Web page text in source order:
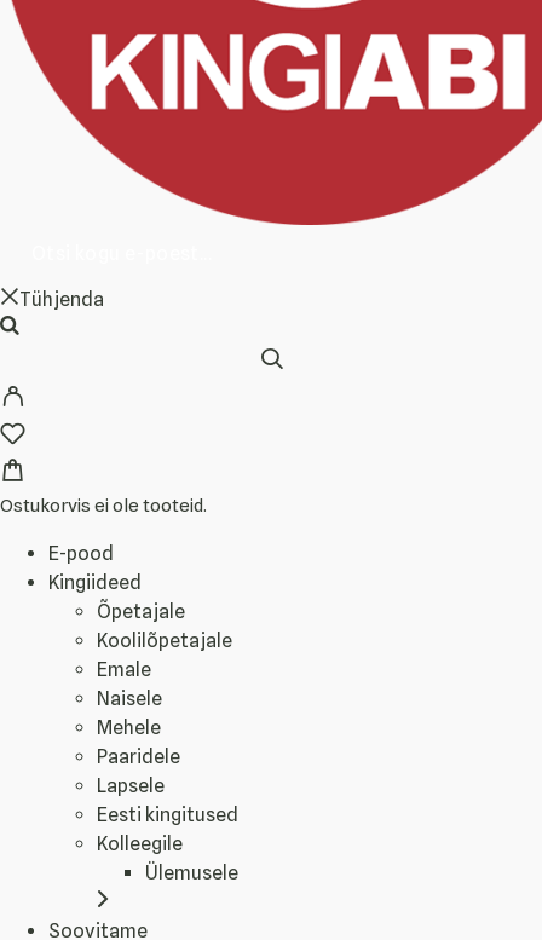
Tühjenda
Ostukorvis ei ole tooteid.
E-pood
Kingiideed
Õpetajale
Koolilõpetajale
Emale
Naisele
Mehele
Paaridele
Lapsele
Eesti kingitused
Kolleegile
Ülemusele
Soovitame